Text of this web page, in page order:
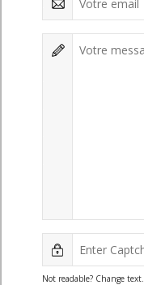
Not readable? Change text.